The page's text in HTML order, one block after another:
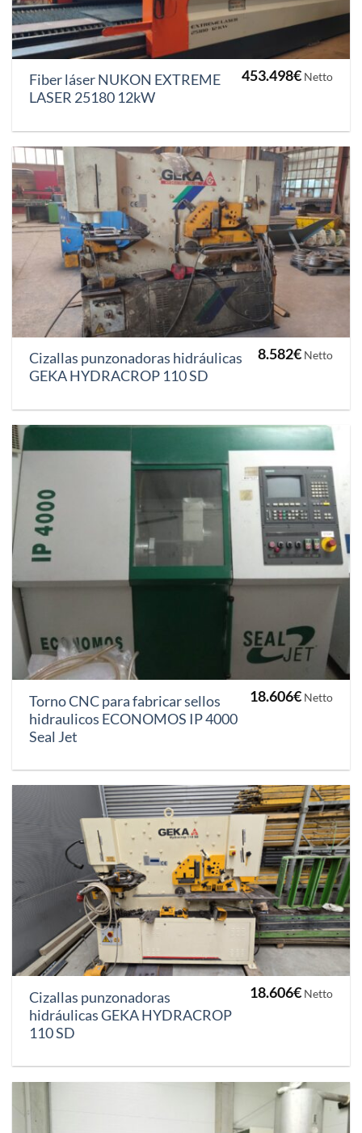
Fiber láser NUKON EXTREME
LASER 25180 12kW
453.498€ Netto
Cizallas punzonadoras hidráulicas
GEKA HYDRACROP 110 SD
8.582€ Netto
Torno CNC para fabricar sellos
hidraulicos ECONOMOS IP 4000
Seal Jet
18.606€ Netto
Cizallas punzonadoras
hidráulicas GEKA HYDRACROP
110 SD
18.606€ Netto